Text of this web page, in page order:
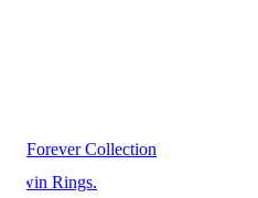
Twin Rings.
Forever Collection